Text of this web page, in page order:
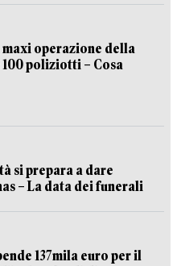
operazione della
poliziotti – Cosa
si prepara a dare
– La data dei funerali
137mila euro per il